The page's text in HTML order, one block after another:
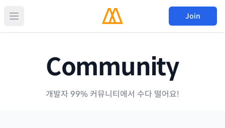
Join
Community
개발자 99% 커뮤니티에서 수다 떨어요!